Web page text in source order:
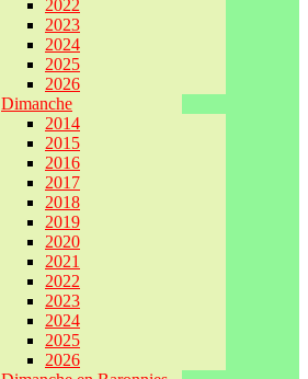
2022
2023
2024
2025
2026
Dimanche
2014
2015
2016
2017
2018
2019
2020
2021
2022
2023
2024
2025
2026